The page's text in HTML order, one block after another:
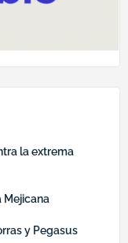
la extrema
Mejicana
y Pegasus